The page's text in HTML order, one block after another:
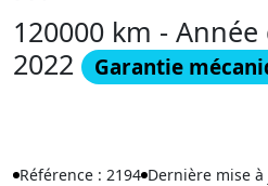
120000 km -
2022
Garantie
Référence : 2194 Dernière mise